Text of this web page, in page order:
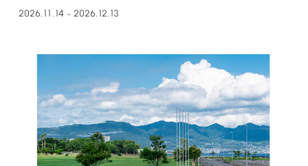
2026.11.14– 2026.12.13